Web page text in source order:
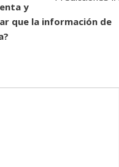
y
que la información de